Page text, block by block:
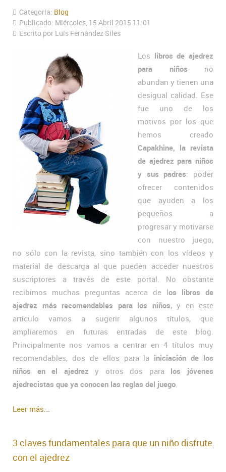
Categoría: Blog
Publicado: Miércoles, 15 Abril 2015 11:01
Escrito por Luís Fernández Siles
Los libros de ajedrez
para niños no
abundan y tienen una
desigual calidad. Ese
fue uno de los
motivos por los que
hemos creado
Capakhine, la revista
de ajedrez para niños
y sus padres: poder
ofrecer contenidos
que ayuden a los
pequeños a
progresar y motivarse
con nuestro juego,
no sólo con la revista, sino también con los vídeos y
material de descarga al que pueden acceder nuestros
suscriptores a través de este portal. No obstante
recibimos muchas preguntas acerca de los libros de
ajedrez más recomendables para los niños, y en este
artículo vamos a sugerir algunos títulos, que
ampliaremos en futuras entradas de este blog.
Principalmente nos vamos a centrar en 4 títulos muy
recomendables, dos de ellos para la iniciación de los
niños en el ajedrez y otros dos para los jóvenes
ajedrecistas que ya conocen las reglas del juego.
Leer más...
3 claves fundamentales para que un niño disfrute
con el ajedrez